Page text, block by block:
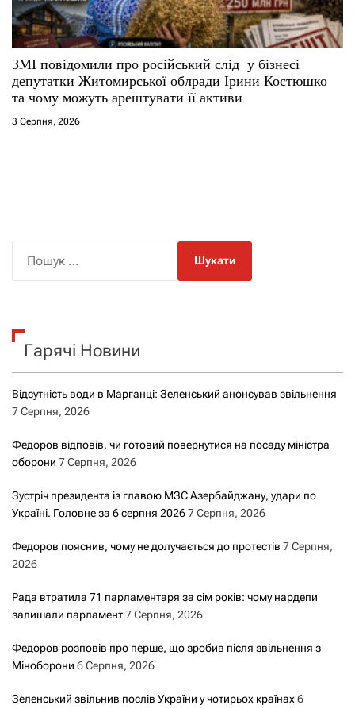
ЗМІ повідомили про російський слід у бізнесі
депутатки Житомирської облради Ірини Костюшко
та чому можуть арештувати її активи
3 Серпня, 2026
к
Гарячі Новини
Відсутність води в Марганці: Зеленський анонсував звільнення
7 Серпня, 2026
Федоров відповів, чи готовий повернутися на посаду міністра
оборони 7 Серпня, 2026
Зустріч президента із главою МЗС Азербайджану, удари по
Україні. Головне за 6 серпня 20267 Серпня, 2026
Федоров пояснив, чому не долучається до протестів 7 Серпня,
2026
Рада втратила 71 парламентаря за сім років: чому нардепи
залишали парламент7 Серпня, 2026
Федоров розповів про перше, що зробив після звільнення з
Міноборони 6 Серпня, 2026
Зеленський звільнив послів України у чотирьох країнах 6